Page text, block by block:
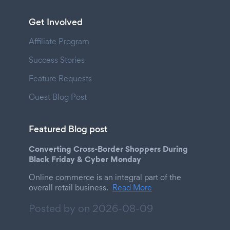
Get Involved
Affiliate Program
Success Stories
Feature Requests
Guest Blog Post
Featured Blog post
Converting Cross-Border Shoppers During
Black Friday & Cyber Monday
Online commerce is an integral part of the
overall retail business. Read More
Posted by on 2026-08-09